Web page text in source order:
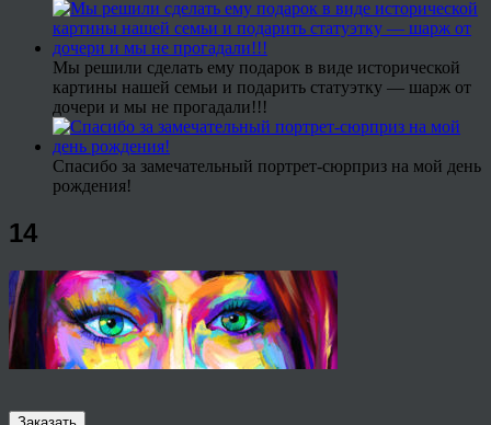
Мы решили сделать ему подарок в виде исторической
картины нашей семьи и подарить статуэтку — шарж от
дочери и мы не прогадали!!!
Спасибо за замечательный портрет-сюрприз на мой день
рождения!
14